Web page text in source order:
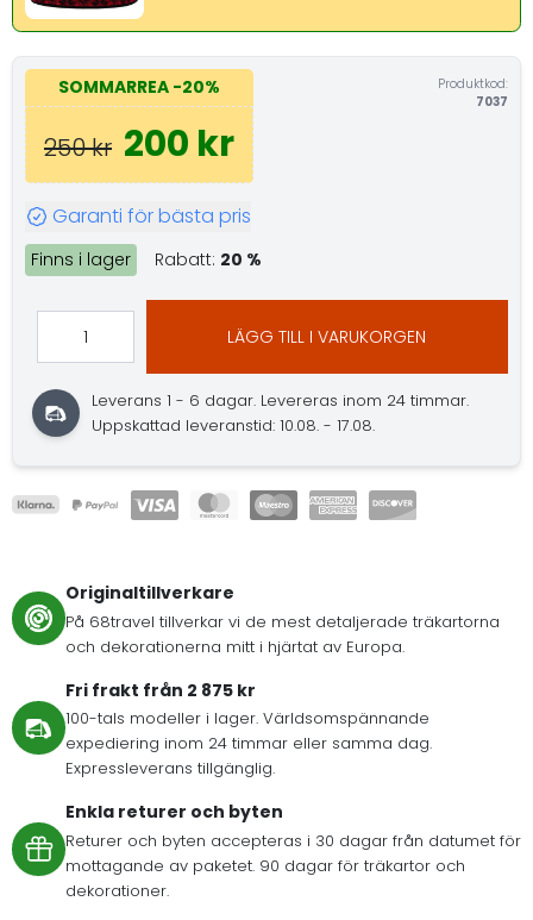
SOMMARREA -20%
250 kr 200 kr
Produktkod:
7037
Garanti för bästa pris
Finns i lager Rabatt: 20 %
LÄGG TILL I VARUKORGEN
Leverans 1 - 6 dagar. Levereras inom 24 timmar.
Uppskattad leveranstid: 10.08. - 17.08.
Originaltillverkare
På 68travel tillverkar vi de mest detaljerade träkartorna
och dekorationerna mitt i hjärtat av Europa.
Fri frakt från 2 875 kr
100-tals modeller i lager. Världsomspännande
expediering inom 24 timmar eller samma dag.
Expressleverans tillgänglig.
Enkla returer och byten
Returer och byten accepteras i 30 dagar från datumet för
mottagande av paketet. 90 dagar för träkartor och
dekorationer.